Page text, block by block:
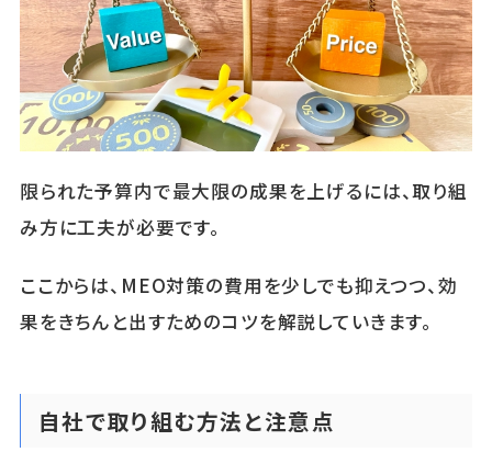
限られた予算内で最大限の成果を上げるには、取り組
み方に工夫が必要です。
ここからは、MEO対策の費用を少しでも抑えつつ、効
果をきちんと出すためのコツを解説していきます。
自社で取り組む方法と注意点